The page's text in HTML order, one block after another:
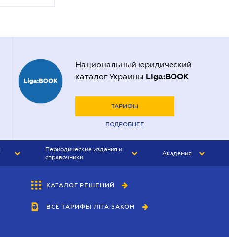
Национальный юридический
каталог Украины Liga:BOOK
ТАРИФЫ
ПОДРОБНЕЕ
Периодические издания и
справочники
БУХГАЛТЕР&ЗАКОН
ВЕСТНИК МСФО
Академия
КАТАЛОГ РЕШЕНИЙ
ВСЕ ТАРИФЫ ЛІГА:ЗАКОН